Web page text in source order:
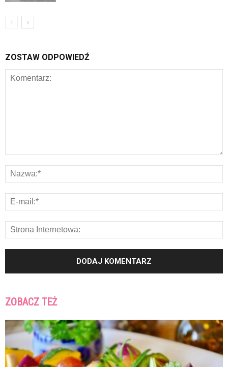
ZOSTAW ODPOWIEDŹ
ZOBACZ TEŻ